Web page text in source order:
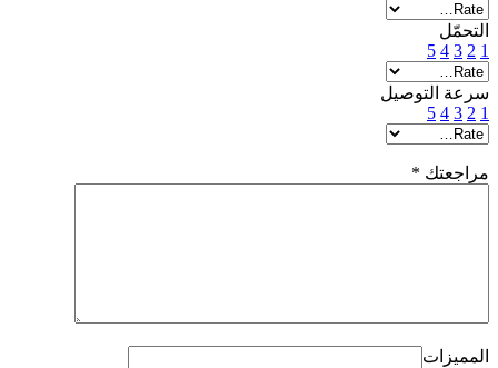
التحمّل
1
2
3
4
5
سرعة التوصيل
1
2
3
4
5
مراجعتك *
المميزات